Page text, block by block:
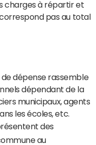
charges à répartir et
pas au total
de dépense rassemble
dépendant de la
municipaux, agents
les écoles, etc.
des
au